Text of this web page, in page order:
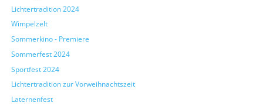
Lichtertradition 2024
Wimpelzelt
Sommerkino - Premiere
Sommerfest 2024
Sportfest 2024
Lichtertradition zur Vorweihnachtszeit
Laternenfest